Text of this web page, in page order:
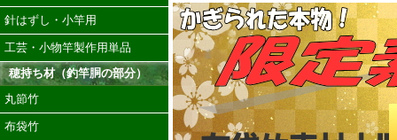
針はずし・小竿用
工芸・小物竿製作用単品
穂持ち材（釣竿胴の部分）
丸節竹
布袋竹